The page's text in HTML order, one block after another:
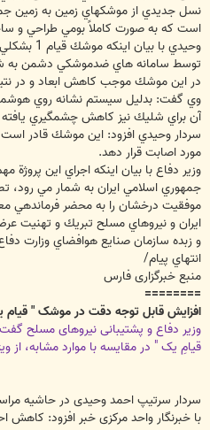
نسل جديدي از موشكهاي زمين به زمين
است كه به صورت كاملاً بومي طراحي و
وحيدي با
توسط سامانه هاي ضدموشكي دشمن به
در اين موشك موجب كاهش ابعاد و در
آن براي شليك نيز كاهش چشمگيري
سردار وحيدي افزود: اين موشك قادر است
مورد اصابت قرار دهد.
وزير دفاع با بيان اينكه اجراي اين
جمهوري اسلامي ايران به شمار مي رود،
موفقيت درخشان را به محضر فرماندهي
ايران و نيروهاي مسلح تبريك و
و زبده سازمان صنايع هوافضاي وزارت
انتهاي پيام/
منبع خبرگزاری فارس
========
افزایش قابل توجه دقت در موشک " قیام
وزیر دفاع و پشتیبانی نیروهای مسلح
قیامِ یک " در مقایسه با موارد مشابه،
سردار سرتیپ احمد وحیدی در حاشیه
با خبرنگار واحد مرکزی خبر افزود: